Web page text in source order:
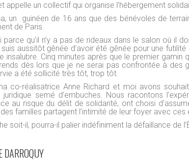
appelle un collectif qui organise l’hébergement
un guinéen de 16 ans que des bénévoles de
de Paris.
parce qu’il n’y a pas de rideaux dans le salon où il
suis aussitôt gênée d’avoir été gênée pour une
insalubre. Cinq minutes après que le premier
dès lors que je ne serai pas confrontée à des
a été sollicité très tôt, trop tôt.
co-réalisatrice Anne Richard et moi avons
semé d’embuches. Nous racontons
au risque du délit de solidarité, ont choisi
familles partagent l’intimité de leur foyer avec
soit-il, pourra-il palier indéfiniment la défaillance de
DARROQUY